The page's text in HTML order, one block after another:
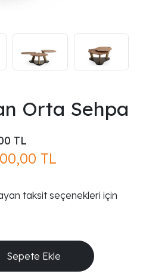
Orta Sehpa
TL
TL
taksit seçenekleri için